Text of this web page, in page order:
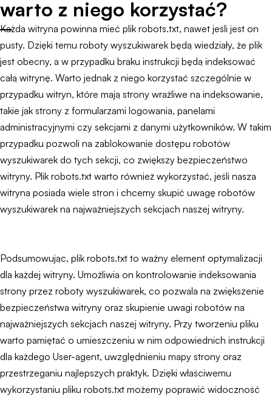
warto z niego korzystać?
Każda witryna powinna mieć plik robots.txt, nawet jeśli jest on
pusty. Dzięki temu roboty wyszukiwarek będą wiedziały, że plik
jest obecny, a w przypadku braku instrukcji będą indeksować
całą witrynę. Warto jednak z niego korzystać szczególnie w
przypadku witryn, które mają strony wrażliwe na indeksowanie,
takie jak strony z formularzami logowania, panelami
administracyjnymi czy sekcjami z danymi użytkowników. W takim
przypadku pozwoli na zablokowanie dostępu robotów
wyszukiwarek do tych sekcji, co zwiększy bezpieczeństwo
witryny. Plik robots.txt warto również wykorzystać, jeśli nasza
witryna posiada wiele stron i chcemy skupić uwagę robotów
wyszukiwarek na najważniejszych sekcjach naszej witryny.
Podsumowując, plik robots.txt to ważny element optymalizacji
dla każdej witryny. Umożliwia on kontrolowanie indeksowania
strony przez roboty wyszukiwarek, co pozwala na zwiększenie
bezpieczeństwa witryny oraz skupienie uwagi robotów na
najważniejszych sekcjach naszej witryny. Przy tworzeniu pliku
warto pamiętać o umieszczeniu w nim odpowiednich instrukcji
dla każdego User-agent, uwzględnieniu mapy strony oraz
przestrzeganiu najlepszych praktyk. Dzięki właściwemu
wykorzystaniu pliku robots.txt możemy poprawić widoczność